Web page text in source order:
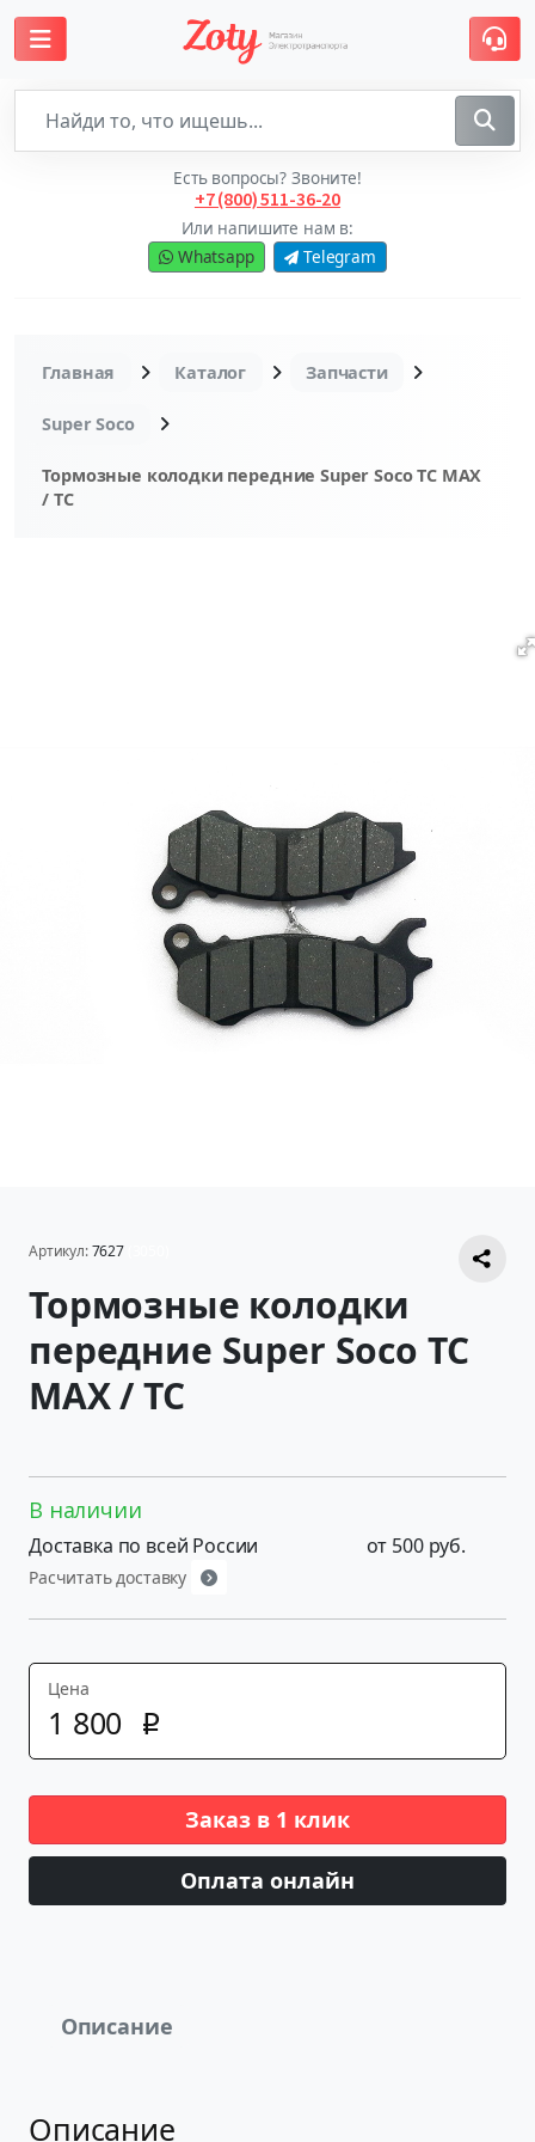
Есть вопросы? Звоните!
+7 (800) 511-36-20
Или напишите нам в:
Whatsapp
Telegram
Главная Каталог Запчасти
Super Soco
Тормозные колодки передние Super Soco TC MAX
/ TC
Артикул:7627
Тормозные колодки
передние Super Soco TC
MAX / TC
В наличии
Доставка по всей России
Расчитать доставку
от 500 руб.
Цена
1 800 p
Заказ в 1 клик
Оплата онлайн
Описание
Описание